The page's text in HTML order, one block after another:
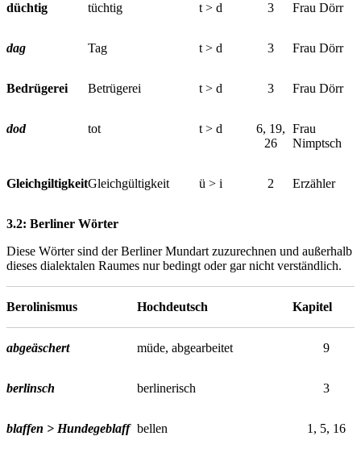
düchtig tüchtig t > d 3 Frau Dörr
dag Tag t > d 3 Frau Dörr
Bedrügerei Betrügerei t > d 3 Frau Dörr
dod tot t > d
6, 19,
26
Frau
Nimptsch
GleichgiltigkeitGleichgültigkeit ü > i 2 Erzähler
3.2: Berliner Wörter
Diese Wörter sind der Berliner Mundart zuzurechnen und außerhalb
dieses dialektalen Raumes nur bedingt oder gar nicht verständlich.
Berolinismus Hochdeutsch Kapitel
abgeäschert müde, abgearbeitet 9
berlinsch berlinerisch 3
blaffen > Hundegeblaff bellen 1, 5, 16